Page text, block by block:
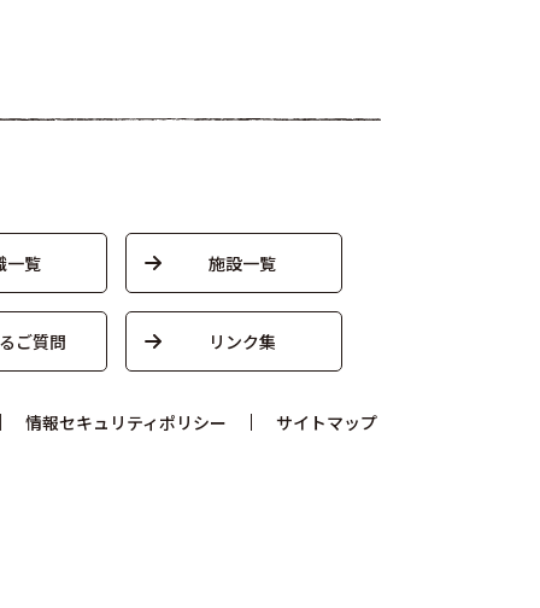
一覧 施設一覧
ご質問 リンク集
情報セキュリティポリシー サイトマップ